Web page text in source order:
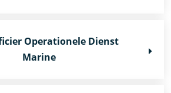
Operationele Dienst
Marine